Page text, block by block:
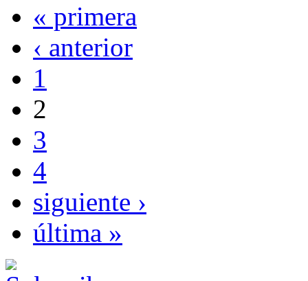
« primera
‹ anterior
1
2
3
4
siguiente ›
última »